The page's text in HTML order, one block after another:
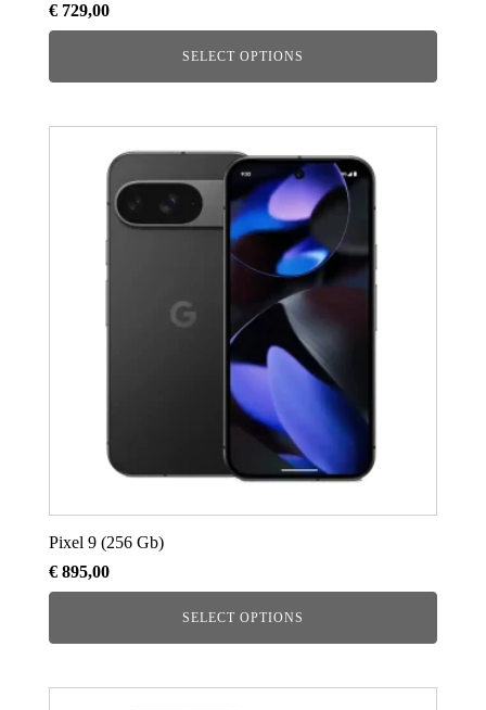
€729,00
SELECT OPTIONS
Pixel 9 (256 Gb)
€895,00
SELECT OPTIONS